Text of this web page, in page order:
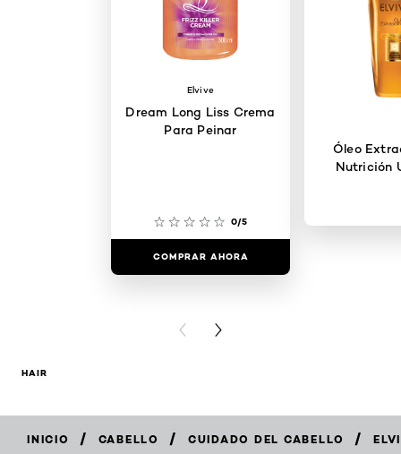
Elvive
Dream Long Liss Crema
Para Peinar
0/5
COMPRAR AHORA
Óleo
Nutrición
PREVIOUS CARD
NEXT CARD
HAIR
INICIO / CABELLO / CUIDADO DEL CABELLO /